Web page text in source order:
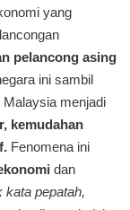
yang
pelancong asing
ini sambil
menjadi
kemudahan
Fenomena ini
dan
kata pepatah,